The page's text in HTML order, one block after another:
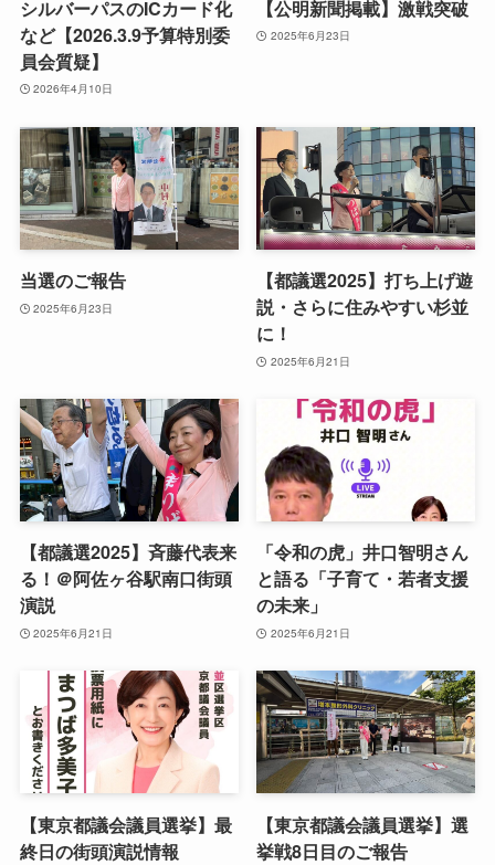
シルバーパスのICカード化
など【2026.3.9予算特別委
員会質疑】
2026年4月10日
【公明新聞掲載】激戦突破
2025年6月23日
当選のご報告
2025年6月23日
【都議選2025】打ち上げ遊
説・さらに住みやすい杉並
に！
2025年6月21日
【都議選2025】斉藤代表来
る！＠阿佐ヶ谷駅南口街頭
演説
2025年6月21日
「令和の虎」井口智明さん
と語る「子育て・若者支援
の未来」
2025年6月21日
【東京都議会議員選挙】最
終日の街頭演説情報
【東京都議会議員選挙】選
挙戦8日目のご報告